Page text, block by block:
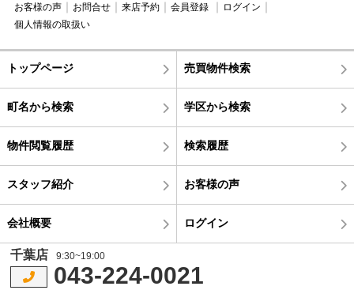
お客様の声
お問合せ 来店予約 会員登録
ログイン
個人情報の取扱い
トップページ 売買物件検索
町名から検索 学区から検索
物件閲覧履歴 検索履歴
スタッフ紹介 お客様の声
会社概要 ログイン
千葉店 9:30~19:00
043-224-0021